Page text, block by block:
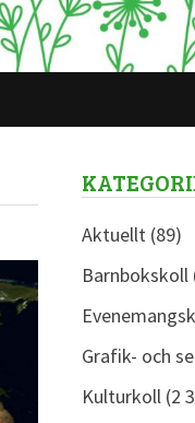
Aktuellt(89)
Barnbokskoll
Grafik- och
Kulturkoll(2